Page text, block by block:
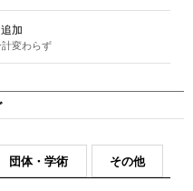
加
変わらず
団体・学術 その他